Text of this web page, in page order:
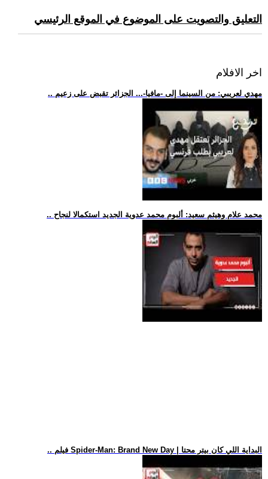
التعليق والتصويت على الموضوع في الموقع الرئيسي
اخر الافلام
.. مهدي لعريبي: من السينما إلى -مافيا-... الجزائر تقبض على زعيم
.. محمد علام وهيثم سعيد: ألبوم محمد عدوية الجديد استكمالا لنجاح
.. فيلم Spider-Man: Brand New Day | البداية اللي كان بيتر محتا